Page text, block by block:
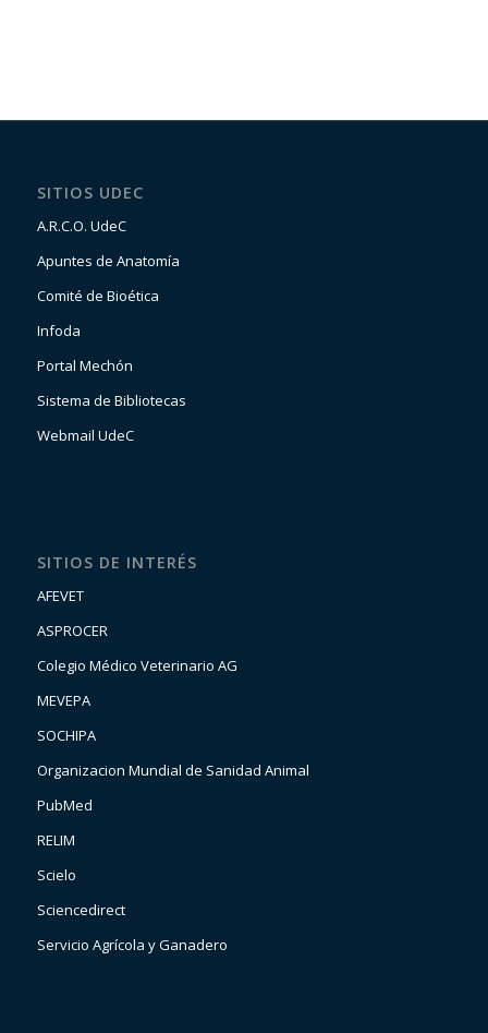
SITIOS UDEC
A.R.C.O. UdeC
Apuntes de Anatomía
Comité de Bioética
Infoda
Portal Mechón
Sistema de Bibliotecas
Webmail UdeC
SITIOS DE INTERÉS
AFEVET
ASPROCER
Colegio Médico Veterinario AG
MEVEPA
SOCHIPA
Organizacion Mundial de Sanidad Animal
PubMed
RELIM
Scielo
Sciencedirect
Servicio Agrícola y Ganadero